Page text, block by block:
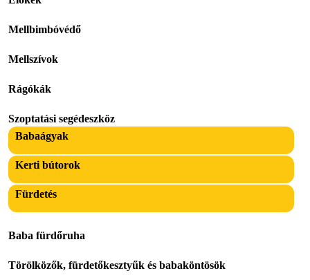
Mellbimbóvédő
Mellszívok
Rágókák
Szoptatási segédeszköz
Babaágyak
Kerti bútorok
Fürdetés
Baba fürdőruha
Törölközők, fürdetőkesztyűk és babaköntösök